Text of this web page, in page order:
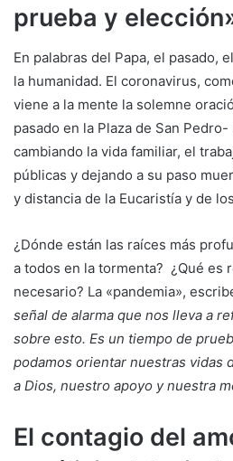
prueba y
En palabras del Papa, el pasado,
la humanidad. El coronavirus,
viene a la mente la solemne
pasado en la Plaza de San
cambiando la vida familiar, el
públicas y dejando a su paso
y distancia de la Eucaristía y de
¿Dónde están las raíces más
a todos en la tormenta? ¿Qué es
necesario? La «pandemia»,
señal de alarma que nos lleva a
sobre esto. Es un tiempo de
podamos orientar nuestras vidas
a Dios, nuestro apoyo y nuestra
El contagio del